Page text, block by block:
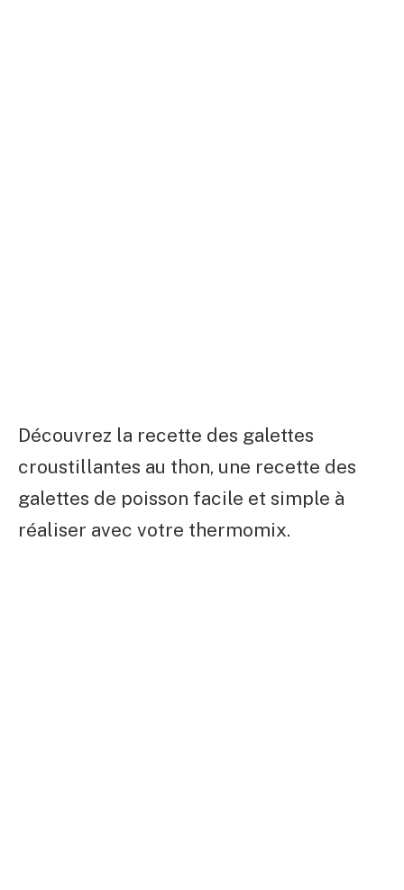
Découvrez la recette des galettes
croustillantes au thon, une recette des
galettes de poisson facile et simple à
réaliser avec votre thermomix.